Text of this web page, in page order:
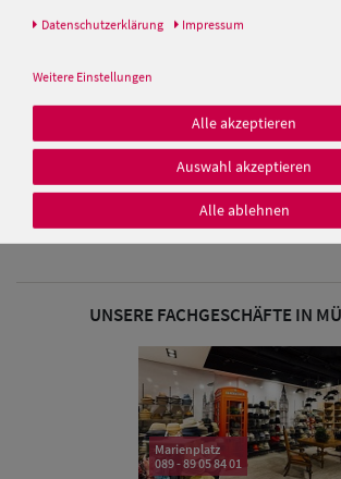
Leo Teddy Cord
UNSERE FACHGESCHÄFTE IN
Marienplatz
089 - 89 05 84 01
Daten­schutz­erklärung Impressum
Weitere Einstellungen
Alle akzeptieren
Auswahl akzeptieren
Alle ablehnen